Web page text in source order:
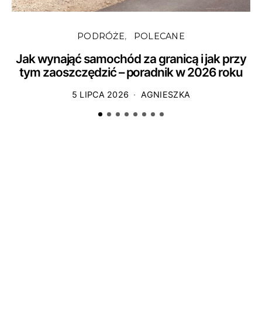
PODRÓŻE POLECANE
Jak wynająć samochód za granicą i jak przy
tym zaoszczędzić – poradnik w 2026 roku
5 LIPCA 2026 AGNIESZKA